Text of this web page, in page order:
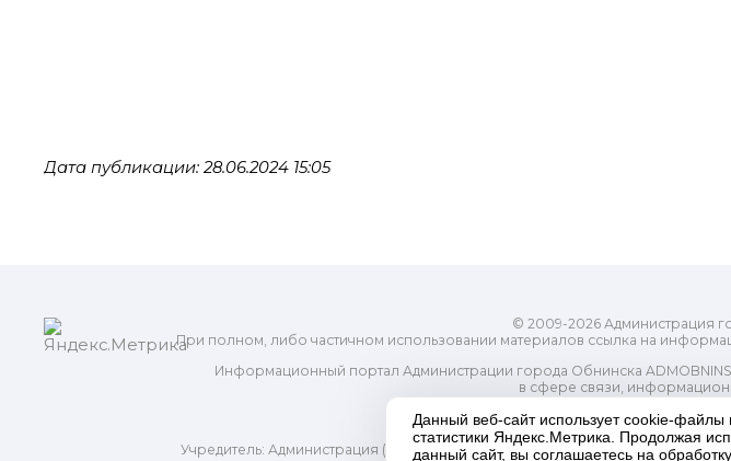
Дата публикации: 28.06.2024 15:05
© 2009-2026 Администрация
При полном, либо частичном использовании материалов ссылка на
Информационный портал Администрации города Обнинска
в сфере связи,
Свидетельство о регистрации
Учредитель: Администрация (исполнительно-распорядительный орган)
Данный веб-сайт использует cookie-файлы
статистики Яндекс.Метрика. Продолжая
данный сайт, вы соглашаетесь на